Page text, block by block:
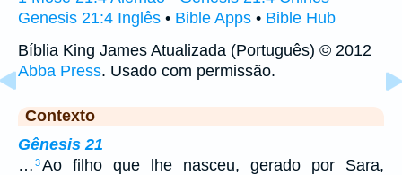
Genesis 21:4 Inglês • Bible Apps • Bible Hub
Bíblia King James Atualizada (Português) © 2012
Abba Press. Usado com permissão.
Contexto
Gênesis 21
… 3Ao filho que lhe nasceu, gerado por Sara,